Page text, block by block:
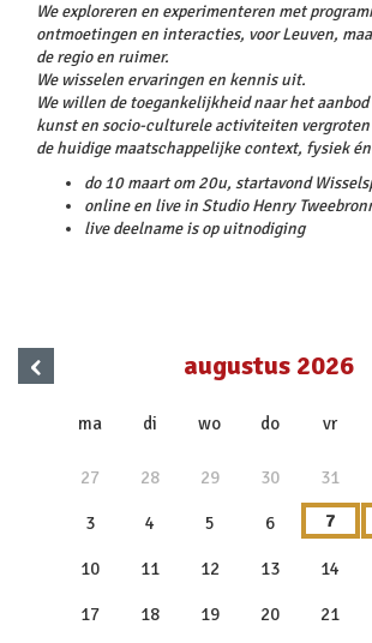
We exploreren en experimenteren met
ontmoetingen en interacties, voor Leuven,
de regio en ruimer.
We wisselen ervaringen en kennis uit.
We willen de toegankelijkheid naar het
kunst en socio-culturele activiteiten vergroten
de huidige maatschappelijke context, fysiek
do 10 maart om 20u, startavond
online en live in Studio Henry
live deelname is op uitnodiging
‹ augustus 2026
ma di wo do vr
27 28 29 30 31
3 4 5 6 7
10 11 12 13 14
17 18 19 20 21